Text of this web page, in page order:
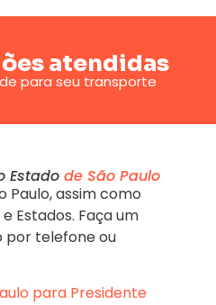
atendidas
para seu transporte
Estado de São Paulo
Paulo, assim como
Estados. Faça um
por telefone ou
para Presidente